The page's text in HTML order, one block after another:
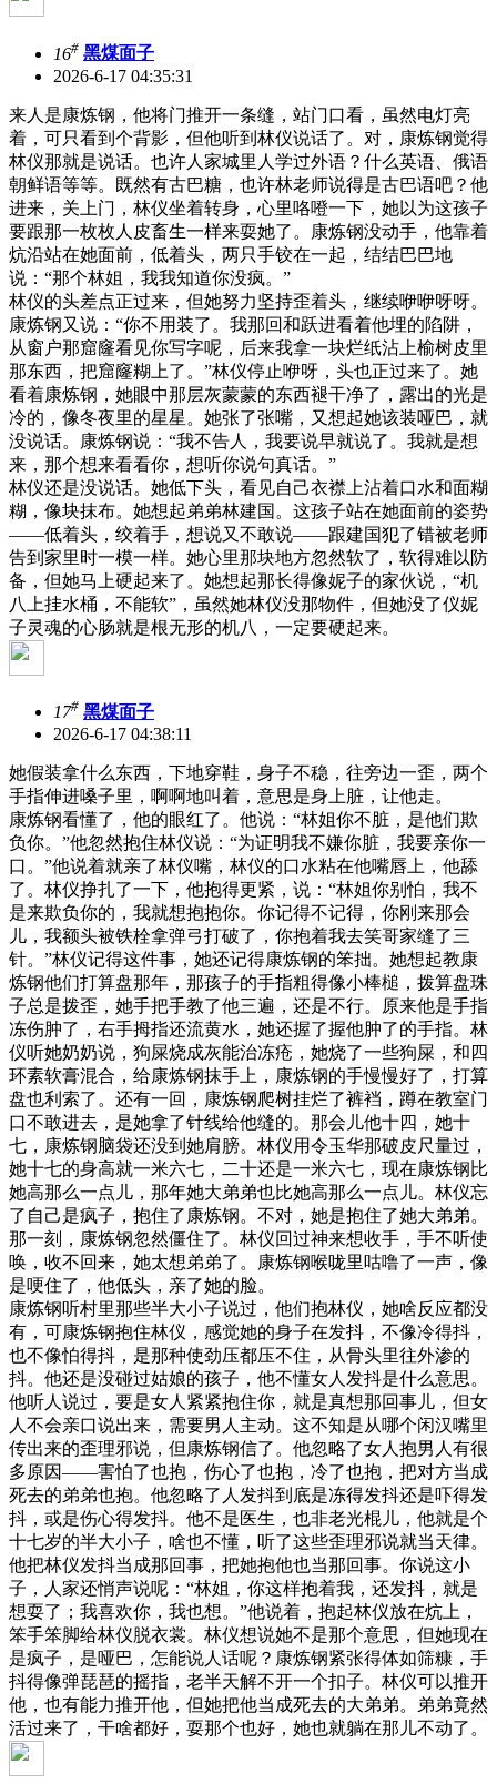
16# 黑煤面子
2026-6-17 04:35:31
来人是康炼钢，他将门推开一条缝，站门口看，虽然电灯亮
着，可只看到个背影，但他听到林仪说话了。对，康炼钢觉得
林仪那就是说话。也许人家城里人学过外语？什么英语、俄语
朝鲜语等等。既然有古巴糖，也许林老师说得是古巴语吧？他
进来，关上门，林仪坐着转身，心里咯噔一下，她以为这孩子
要跟那一枚枚人皮畜生一样来耍她了。康炼钢没动手，他靠着
炕沿站在她面前，低着头，两只手铰在一起，结结巴巴地
说：“那个林姐，我我知道你没疯。”
林仪的头差点正过来，但她努力坚持歪着头，继续咿咿呀呀。
康炼钢又说：“你不用装了。我那回和跃进看着他埋的陷阱，
从窗户那窟窿看见你写字呢，后来我拿一块烂纸沾上榆树皮里
那东西，把窟窿糊上了。”林仪停止咿呀，头也正过来了。她
看着康炼钢，她眼中那层灰蒙蒙的东西褪干净了，露出的光是
冷的，像冬夜里的星星。她张了张嘴，又想起她该装哑巴，就
没说话。康炼钢说：“我不告人，我要说早就说了。我就是想
来，那个想来看看你，想听你说句真话。”
林仪还是没说话。她低下头，看见自己衣襟上沾着口水和面糊
糊，像块抹布。她想起弟弟林建国。这孩子站在她面前的姿势
——低着头，绞着手，想说又不敢说——跟建国犯了错被老师
告到家里时一模一样。她心里那块地方忽然软了，软得难以防
备，但她马上硬起来了。她想起那长得像妮子的家伙说，“机
八上挂水桶，不能软”，虽然她林仪没那物件，但她没了仪妮
子灵魂的心肠就是根无形的机八，一定要硬起来。
17# 黑煤面子
2026-6-17 04:38:11
她假装拿什么东西，下地穿鞋，身子不稳，往旁边一歪，两个
手指伸进嗓子里，啊啊地叫着，意思是身上脏，让他走。
康炼钢看懂了，他的眼红了。他说：“林姐你不脏，是他们欺
负你。”他忽然抱住林仪说：“为证明我不嫌你脏，我要亲你一
口。”他说着就亲了林仪嘴，林仪的口水粘在他嘴唇上，他舔
了。林仪挣扎了一下，他抱得更紧，说：“林姐你别怕，我不
是来欺负你的，我就想抱抱你。你记得不记得，你刚来那会
儿，我额头被铁栓拿弹弓打破了，你抱着我去笑哥家缝了三
针。”林仪记得这件事，她还记得康炼钢的笨拙。她想起教康
炼钢他们打算盘那年，那孩子的手指粗得像小棒槌，拨算盘珠
子总是拨歪，她手把手教了他三遍，还是不行。原来他是手指
冻伤肿了，右手拇指还流黄水，她还握了握他肿了的手指。林
仪听她奶奶说，狗屎烧成灰能治冻疮，她烧了一些狗屎，和四
环素软膏混合，给康炼钢抹手上，康炼钢的手慢慢好了，打算
盘也利索了。还有一回，康炼钢爬树挂烂了裤裆，蹲在教室门
口不敢进去，是她拿了针线给他缝的。那会儿他十四，她十
七，康炼钢脑袋还没到她肩膀。林仪用令玉华那破皮尺量过，
她十七的身高就一米六七，二十还是一米六七，现在康炼钢比
她高那么一点儿，那年她大弟弟也比她高那么一点儿。林仪忘
了自己是疯子，抱住了康炼钢。不对，她是抱住了她大弟弟。
那一刻，康炼钢忽然僵住了。林仪回过神来想收手，手不听使
唤，收不回来，她太想弟弟了。康炼钢喉咙里咕噜了一声，像
是哽住了，他低头，亲了她的脸。
康炼钢听村里那些半大小子说过，他们抱林仪，她啥反应都没
有，可康炼钢抱住林仪，感觉她的身子在发抖，不像冷得抖，
也不像怕得抖，是那种使劲压都压不住，从骨头里往外渗的
抖。他还是没碰过姑娘的孩子，他不懂女人发抖是什么意思。
他听人说过，要是女人紧紧抱住你，就是真想那回事儿，但女
人不会亲口说出来，需要男人主动。这不知是从哪个闲汉嘴里
传出来的歪理邪说，但康炼钢信了。他忽略了女人抱男人有很
多原因——害怕了也抱，伤心了也抱，冷了也抱，把对方当成
死去的弟弟也抱。他忽略了人发抖到底是冻得发抖还是吓得发
抖，或是伤心得发抖。他不是医生，也非老光棍儿，他就是个
十七岁的半大小子，啥也不懂，听了这些歪理邪说就当天律。
他把林仪发抖当成那回事，把她抱他也当那回事。你说这小
子，人家还悄声说呢：“林姐，你这样抱着我，还发抖，就是
想耍了；我喜欢你，我也想。”他说着，抱起林仪放在炕上，
笨手笨脚给林仪脱衣裳。林仪想说她不是那个意思，但她现在
是疯子，是哑巴，怎能说人话呢？康炼钢紧张得体如筛糠，手
抖得像弹琵琶的摇指，老半天解不开一个扣子。林仪可以推开
他，也有能力推开他，但她把他当成死去的大弟弟。弟弟竟然
活过来了，干啥都好，耍那个也好，她也就躺在那儿不动了。